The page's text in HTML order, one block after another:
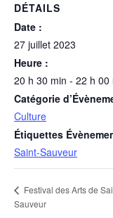
DÉTAILS
Date :
27 juillet 2023
Heure :
20 h 30 min - 22 h 00
Catégorie
Culture
Étiquettes
Saint-Sauveur
Festival des Arts de
Sauveur